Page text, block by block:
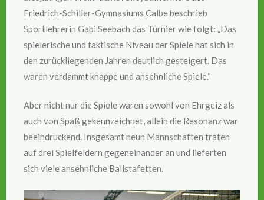
Friedrich-Schiller-Gymnasiums Calbe beschrieb
Sportlehrerin Gabi Seebach das Turnier wie folgt: „Das
spielerische und taktische Niveau der Spiele hat sich in
den zurückliegenden Jahren deutlich gesteigert. Das
waren verdammt knappe und ansehnliche Spiele.“
Aber nicht nur die Spiele waren sowohl von Ehrgeiz als
auch von Spaß gekennzeichnet, allein die Resonanz war
beeindruckend. Insgesamt neun Mannschaften traten
auf drei Spielfeldern gegeneinander an und lieferten
sich viele ansehnliche Ballstafetten.